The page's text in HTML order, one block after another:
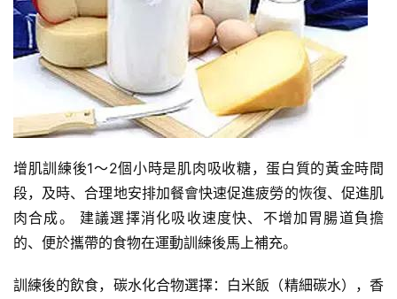
增肌訓練後1～2個小時是肌肉吸收糖，蛋白質的黃金時間
段，及時、合理地安排加餐會快速促進疲勞的恢復、促進肌
肉合成。
建議選擇消化吸收速度快、不增加胃腸道負擔
的、便於攜帶的食物在運動訓練後馬上補充。
訓練後的飲食，碳水化合物選擇：白米飯（精細碳水），香